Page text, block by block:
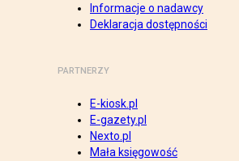
Informacje o nadawcy
Deklaracja dostępności
PARTNERZY
E-kiosk.pl
E-gazety.pl
Nexto.pl
Mała księgowość